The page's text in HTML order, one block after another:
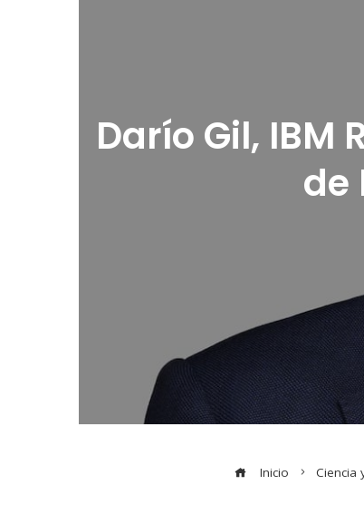
Darío Gil, IBM
de
Inicio Ciencia